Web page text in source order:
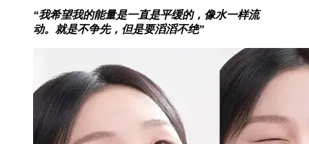
“我希望我的能量是一直是平缓的，像水一样流
动。就是不争先，但是要滔滔不绝”